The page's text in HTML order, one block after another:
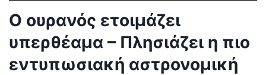
Ο ουρανός ετοιμάζει
υπερθέαμα – Πλησιάζει η πιο
εντυπωσιακή αστρονομική